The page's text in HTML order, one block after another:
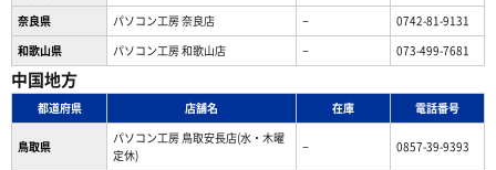
奈良県
パソコン工房 奈良店 −
0742-81-9131
和歌山県
パソコン工房 和歌山店 − 073-499-7681
中国地方
都道府県 店舗名 在庫 電話番号
鳥取県
パソコン工房 鳥取安長店(水・木曜
定休)
− 0857-39-9393